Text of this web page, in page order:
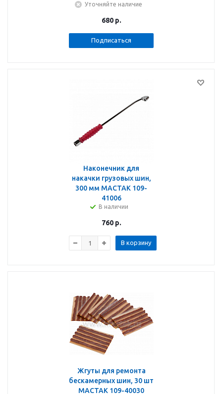
Уточняйте наличие
680р.
Подписаться
Наконечник для
накачки грузовых шин,
300 мм МАСТАК 109-
41006
В наличии
760р.
В корзину
Жгуты для ремонта
бескамерных шин, 30 шт
МАСТАК 109-40030